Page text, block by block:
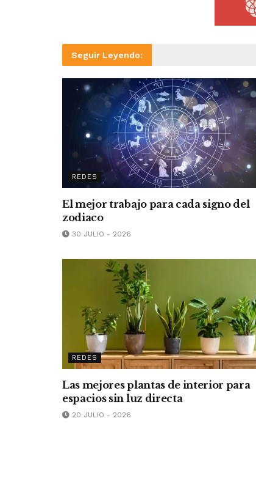
Seguir Leyendo:
REDES
El mejor trabajo para cada signo del
zodiaco
30 JULIO - 2026
REDES
Las mejores plantas de interior para
espacios sin luz directa
20 JULIO - 2026